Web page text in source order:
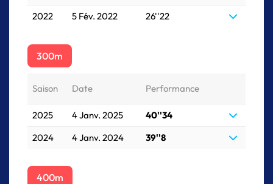
2022
5 Fév. 2022 26''22
300m
Saison Date Performance
2025 4 Janv. 2025
40''34
2024
4 Janv. 2024 39''8
400m